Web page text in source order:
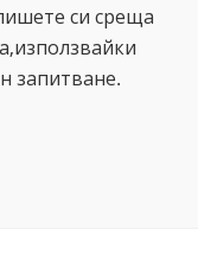
си среща
запитване.